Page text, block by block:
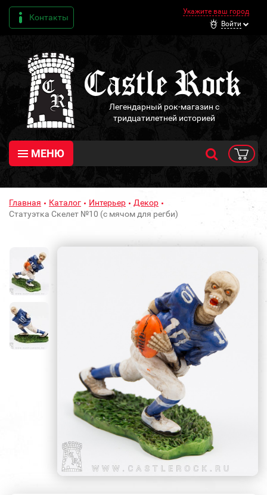
Контакты
Укажите ваш город
Войти
Легендарный рок-магазин с
тридцатилетней историей
МЕНЮ
Главная Каталог Интерьер
Декор
Статуэтка Скелет №10 (с мячом для регби)